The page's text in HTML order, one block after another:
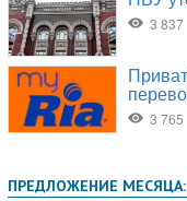
ПРЕДЛОЖЕНИЕ МЕСЯЦА: